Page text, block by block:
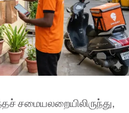
சமையலறையிலிருந்து,